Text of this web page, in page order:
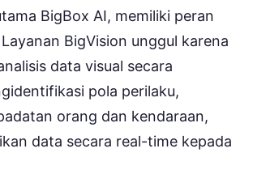
BigBox AI, memiliki peran
BigVision unggul karena
data visual secara
pola perilaku,
orang dan kendaraan,
data secara real-time kepada